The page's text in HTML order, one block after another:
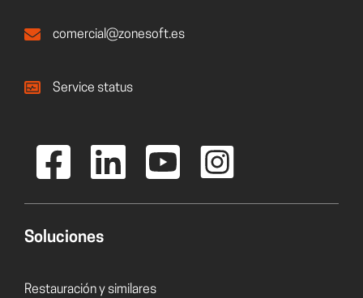
comercial@zonesoft.es
Service status
Soluciones
Restauración y similares